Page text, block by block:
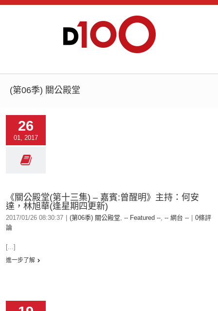
(第06季) 關公殿堂
26
01, 2017
《關公殿堂(第十三集) – 嘉賓:曾醒明》主持：何安
達，林旭華(逢星期四更新)
2017/01/26 08:30:37 (第06季) 關公殿堂, -- Featured --, -- 網台 --
0條評
論
[...]
進一步了解